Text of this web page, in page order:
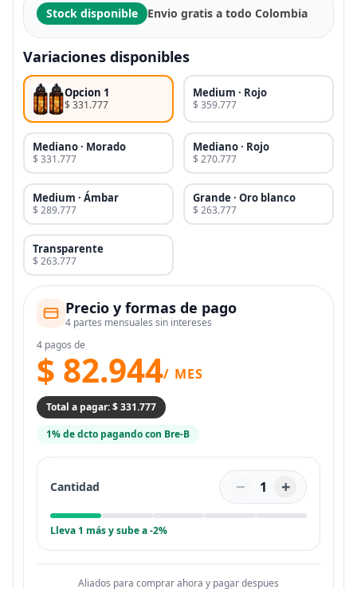
Stock disponible Envio gratis a todo Colombia
Variaciones disponibles
Opcion 1
$ 331.777
Medium · Rojo
$ 359.777
Mediano · Morado
$ 331.777
Mediano · Rojo
$ 270.777
Medium · Ámbar
$ 289.777
Grande · Oro blanco
$ 263.777
Transparente
$ 263.777
Precio y formas de pago
4 partes mensuales sin intereses
4 pagos de
$ 82.944/ MES
Total a pagar: $ 331.777
1% de dcto pagando con Bre-B
Cantidad − 1 +
Lleva 1 más y sube a -2%
Aliados para comprar ahora y pagar despues